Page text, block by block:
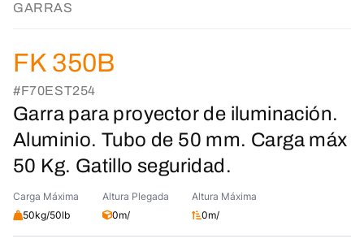
GARRAS
FK 350B
#F70EST254
Garra para proyector de iluminación.
Aluminio. Tubo de 50 mm. Carga máx
50 Kg. Gatillo seguridad.
Carga Máxima
50kg/50lb
Altura Plegada
0m/
Altura Máxima
0m/